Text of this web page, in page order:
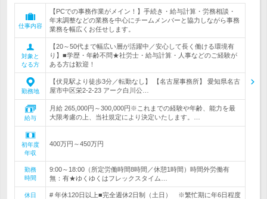
仕事内容
【PCでの事務作業がメイン！】手続き・給与計算・労務相談・
年末調整などの業務を中心にチームメンバーと協力しながら事務
業務を幅広くお任せします。
対象と
なる方
【20～50代まで幅広い層が活躍中／安心して長く働ける環境有
り】■学歴・年齢不問★社労士・給与計算・人事などのご経験が
ある方は歓迎！
勤務地
【伏見駅より徒歩3分／転勤なし】 【名古屋事務所】 愛知県名古
屋市中区栄2-2-23 アーク白川公…
給与
月給 265,000円～300,000円※これまでの経験や年齢、能力を最
大限考慮の上、当社規定により決定いたします。…
初年度
年収
400万円～450万円
勤務
時間
9:00～18:00（所定労働時間8時間／休憩1時間）時間外労働有
無：有★ゆくゆくはフレックスタイム…
休日
# 年休120日以上■完全週休2日制（土日） ※繁忙期に年6日程度